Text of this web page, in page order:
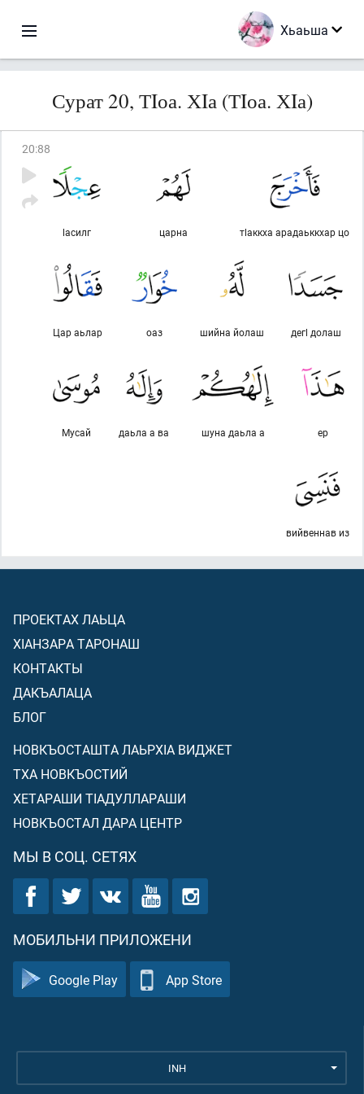
Хьаьша
Сурат 20, ТIоа. ХIа (ТIоа. ХIа)
20:88
тlаккха арадаьккхар цо
царна
lасилг
дегl долаш
шийна йолаш
оаз
Цар аьлар
ер
шуна даьла а
даьла а ва
Мусай
вийвеннав из
ПРОЕКТАХ ЛАЬЦА
ХIАНЗАРА ТАРОНАШ
КОНТАКТЫ
ДАКЪАЛАЦА
БЛОГ
НОВКЪОСТАШТА ЛАЬРХIА ВИДЖЕТ
ТХА НОВКЪОСТИЙ
ХЕТАРАШИ ТIАДУЛЛАРАШИ
НОВКЪОСТАЛ ДАРА ЦЕНТР
МЫ В СОЦ. СЕТЯХ
МОБИЛЬНИ ПРИЛОЖЕНИ
Google Play App Store
INH